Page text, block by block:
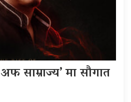
साम्राज्य’ मा सौगात